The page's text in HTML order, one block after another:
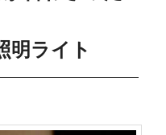
明ライト